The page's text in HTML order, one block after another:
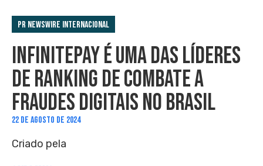
PR Newswire Internacional
INFINITEPAY É UMA DAS LÍDERES
DE RANKING DE COMBATE A
FRAUDES DIGITAIS NO BRASIL
22 DE AGOSTO DE 2024
Criado pela